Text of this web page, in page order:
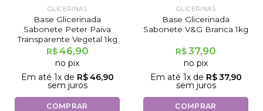
GLICERINAS
Base Glicerinada
Sabonete Peter Paiva
Transparente Vegetal 1kg
R$46,90
no pix
Em até 1x de R$46,90
sem juros
COMPRAR
GLICERINAS
Base Glicerinada
Sabonete V&G Branca 1kg
R$37,90
no pix
Em até 1x de R$37,90
sem juros
COMPRAR